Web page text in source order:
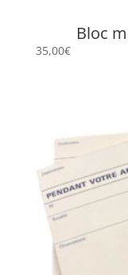
Bloc
35,00€